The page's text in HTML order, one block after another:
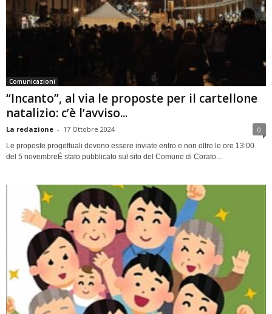
Comunicazioni
“Incanto”, al via le proposte per il cartellone
natalizio: c’è l’avviso...
La redazione - 17 Ottobre 2024 0
Le proposte progettuali devono essere inviate entro e non oltre le ore 13:00
del 5 novembreÉ stato pubblicato sul sito del Comune di Corato...